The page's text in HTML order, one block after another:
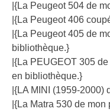
|{La Peugeot 504 de
|{La Peugeot 406
|{La Peugeot 405 de
bibliothèque.}
|{La PEUGEOT 305
en bibliothèque.}
|{LA MINI (1959-2000)
|{La Matra 530 de mon